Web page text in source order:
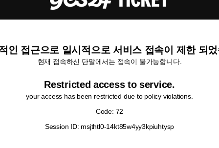
인 접근으로 일시적으로 서비스 접속이 제한 되
현재 접속하신 단말에서는 접속이 불가능합니다.
Restricted access to service.
your access has been restricted due to policy violations.
Code: 72
Session ID: msjthtl0-14kt85w4yy3kpiuhtysp